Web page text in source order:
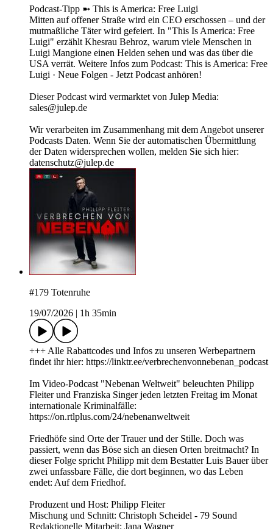
Podcast-Tipp ➼ This is America: Free Luigi
Mitten auf offener Straße wird ein CEO erschossen – und der
mutmaßliche Täter wird gefeiert. In "This Is America: Free
Luigi" erzählt Khesrau Behroz, warum viele Menschen in
Luigi Mangione einen Helden sehen und was das über die
USA verrät. Weitere Infos zum Podcast: This is America: Free
Luigi · Neue Folgen - Jetzt Podcast anhören!
Dieser Podcast wird vermarktet von Julep Media:
sales@julep.de
Wir verarbeiten im Zusammenhang mit dem Angebot unserer
Podcasts Daten. Wenn Sie der automatischen Übermittlung
der Daten widersprechen wollen, melden Sie sich hier:
datenschutz@julep.de
#179 Totenruhe
19/07/2026
1h 35min
+++ Alle Rabattcodes und Infos zu unseren Werbepartnern
findet ihr hier: https://linktr.ee/verbrechenvonnebenan_podcast
Im Video-Podcast "Nebenan Weltweit" beleuchten Philipp
Fleiter und Franziska Singer jeden letzten Freitag im Monat
internationale Kriminalfälle:
https://on.rtlplus.com/24/nebenanweltweit
Friedhöfe sind Orte der Trauer und der Stille. Doch was
passiert, wenn das Böse sich an diesen Orten breitmacht? In
dieser Folge spricht Philipp mit dem Bestatter Luis Bauer über
zwei unfassbare Fälle, die dort beginnen, wo das Leben
endet: Auf dem Friedhof.
Produzent und Host: Philipp Fleiter
Mischung und Schnitt: Christoph Scheidel - 79 Sound
Redaktionelle Mitarbeit: Jana Wagner